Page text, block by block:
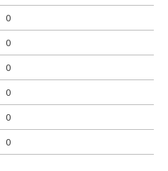
0
0
0
0
0
0